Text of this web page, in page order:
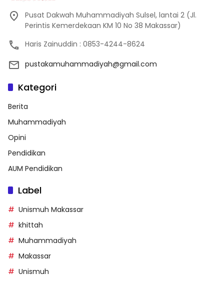
Pusat Dakwah Muhammadiyah Sulsel, lantai 2 (Jl.
Perintis Kemerdekaan KM 10 No 38 Makassar)
Haris Zainuddin : 0853-4244-8624
pustakamuhammadiyah@gmail.com
Kategori
Berita
Muhammadiyah
Opini
Pendidikan
AUM Pendidikan
Label
Unismuh Makassar
khittah
Muhammadiyah
Makassar
Unismuh